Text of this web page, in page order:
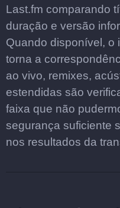
Last.fm comparando
duração e versão
Quando disponível, o
torna a
ao vivo, remixes,
estendidas são
faixa que não
segurança suficiente
nos resultados da